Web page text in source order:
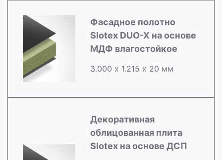
Фасадное полотно
Slotex DUO-X на основе
МДФ влагостойкое
3.000 х 1.215 х 20 мм
Декоративная
облицованная плита
Slotex на основе ДСП